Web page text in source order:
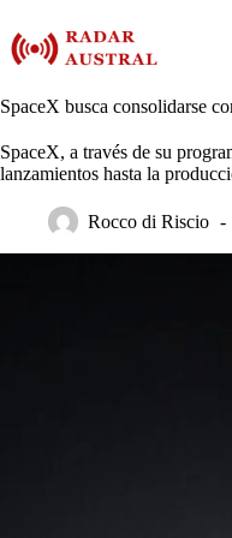
contenido
SpaceX busca consolidarse
SpaceX, a través de su
lanzamientos hasta la
Rocco di Riscio